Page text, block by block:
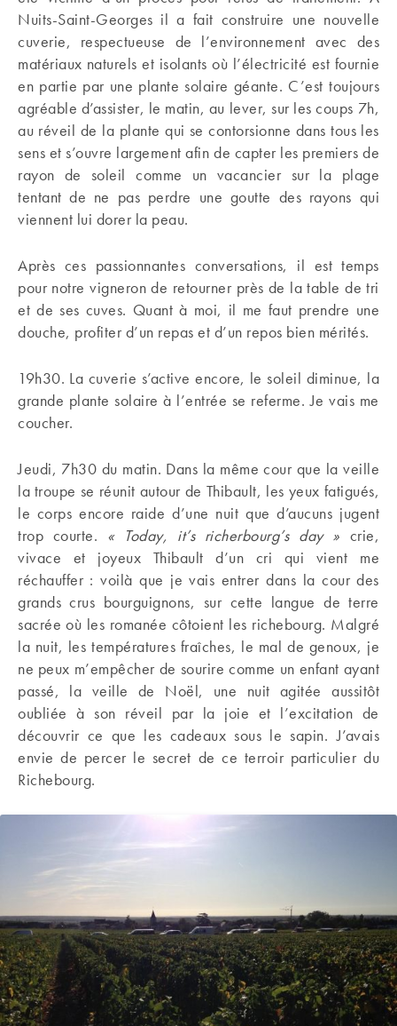
Nuits-Saint-Georges il a fait construire une nouvelle
cuverie, respectueuse de l’environnement avec des
matériaux naturels et isolants où l’électricité est fournie
en partie par une plante solaire géante. C’est toujours
agréable d’assister, le matin, au lever, sur les coups 7h,
au réveil de la plante qui se contorsionne dans tous les
sens et s’ouvre largement afin de capter les premiers de
rayon de soleil comme un vacancier sur la plage
tentant de ne pas perdre une goutte des rayons qui
viennent lui dorer la peau.
Après ces passionnantes conversations, il est temps
pour notre vigneron de retourner près de la table de tri
et de ses cuves. Quant à moi, il me faut prendre une
douche, profiter d’un repas et d’un repos bien mérités.
19h30. La cuverie s’active encore, le soleil diminue, la
grande plante solaire à l’entrée se referme. Je vais me
coucher.
Jeudi, 7h30 du matin. Dans la même cour que la veille
la troupe se réunit autour de Thibault, les yeux fatigués,
le corps encore raide d’une nuit que d’aucuns jugent
trop courte. « Today, it’s richerbourg’s day » crie,
vivace et joyeux Thibault d’un cri qui vient me
réchauffer : voilà que je vais entrer dans la cour des
grands crus bourguignons, sur cette langue de terre
sacrée où les romanée côtoient les richebourg. Malgré
la nuit, les températures fraîches, le mal de genoux, je
ne peux m’empêcher de sourire comme un enfant ayant
passé, la veille de Noël, une nuit agitée aussitôt
oubliée à son réveil par la joie et l’excitation de
découvrir ce que les cadeaux sous le sapin. J’avais
envie de percer le secret de ce terroir particulier du
Richebourg.